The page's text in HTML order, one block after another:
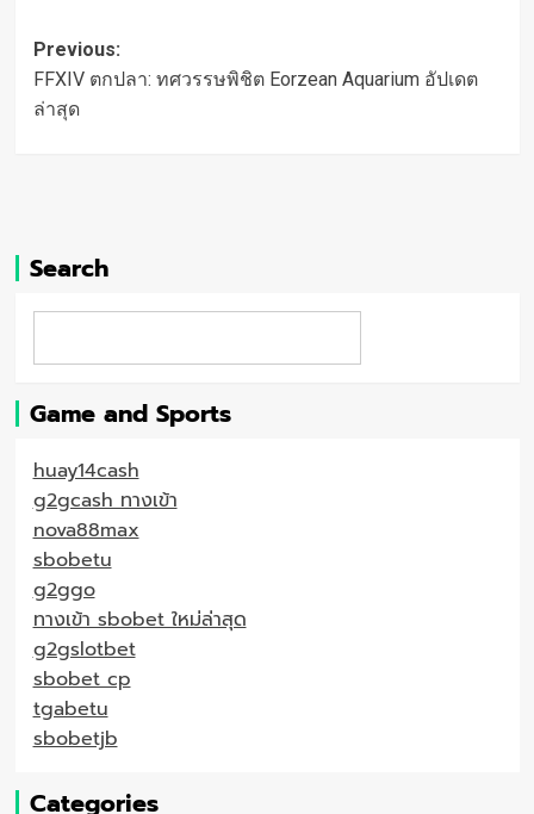
Post
navigation
Previous:
FFXIV ตกปลา: ทศวรรษพิชิต Eorzean Aquarium อัปเดต
ล่าสุด
Search
Game and Sports
huay14cash
g2gcash ทางเข้า
nova88max
sbobetu
g2ggo
ทางเข้า sbobet ใหม่ล่าสุด
g2gslotbet
sbobet cp
tgabetu
sbobetjb
Categories